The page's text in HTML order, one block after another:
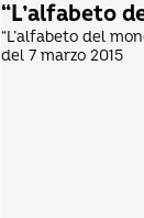
“L’alfabeto
“L’alfabeto del
del 7 marzo 2015